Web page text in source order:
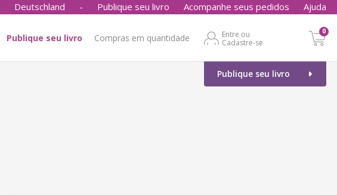
Deutschland - Publique seu livro Acompanhe seus pedidos Ajuda
Publique seu livro Compras em quantidade
Entre ou
Cadastre-se
0
Publique seu livro